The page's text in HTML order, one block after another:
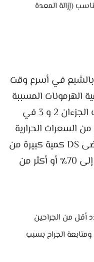
(إزالة المعدة
بالشبع في أسرع وقت
الهرمونات المسببة
للجوع التي تفرزها المعدة. يتسبب الجزءان 2 و 3 في
السعرات الحرارية
والمعادن. نتيجة لذلك ، يفقد مرضى DS كمية كبيرة من
الوزن بسرعة ، ويفقدون ما يصل إلى 70٪ أو أكثر من
أقل من الجراحين
الجراح بسبب